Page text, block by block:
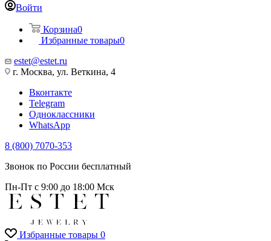
Войти
Корзина0
Избранные товары0
estet@estet.ru
г. Москва, ул. Веткина, 4
Вконтакте
Telegram
Одноклассники
WhatsApp
8 (800) 7070-353
Звонок по России бесплатный
Пн-Пт с 9:00 до 18:00 Мск
Избранные товары 0